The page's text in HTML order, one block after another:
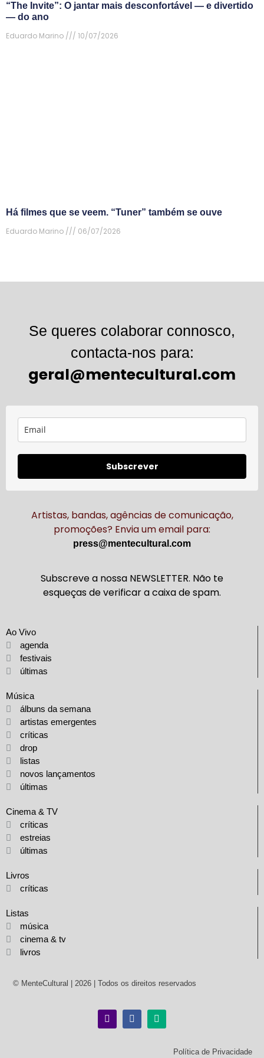
“The Invite”: O jantar mais desconfortável — e divertido
— do ano
Eduardo Marino
10/07/2026
Há filmes que se veem. “Tuner” também se ouve
Eduardo Marino
06/07/2026
Se queres colaborar connosco,
contacta-nos para:
geral@mentecultural.com
Subscrever
Artistas, bandas, agências de comunicação,
promoções? Envia um email para:
press@mentecultural.com
Subscreve a nossa NEWSLETTER. Não te
esqueças de verificar a caixa de spam.
Ao Vivo
agenda
festivais
últimas
Música
álbuns da semana
artistas emergentes
críticas
drop
listas
novos lançamentos
últimas
Cinema & TV
críticas
estreias
últimas
Livros
críticas
Listas
música
cinema & tv
livros
© MenteCultural | 2026 | Todos os direitos reservados
Política de Privacidade